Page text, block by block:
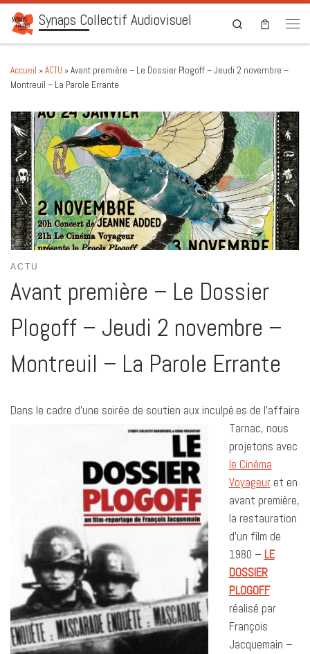
Skip to content
Synaps Collectif Audiovisuel
Search
Accueil »ACTU »Avant première – Le Dossier Plogoff – Jeudi 2 novembre –
Montreuil – La Parole Errante
ACTU
Avant première – Le Dossier
Plogoff – Jeudi 2 novembre –
Montreuil – La Parole Errante
Dans le cadre d’une soirée de soutien aux inculpé.es de l’affaire
Tarnac, nous
projetons avec
le Cinéma
Voyageuret en
avant première,
la restauration
d’un film de
1980 – LE
DOSSIER
PLOGOFF
réalisé par
François
Jacquemain –